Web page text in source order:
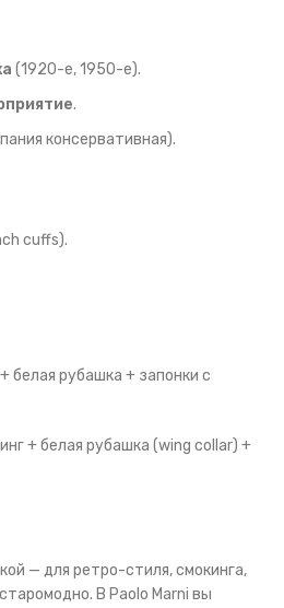
(1920-е, 1950-е).
.
консервативная).
cuffs).
белая рубашка + запонки с
+ белая рубашка (wing collar) +
— для ретро-стиля, смокинга,
В Paolo Marni вы